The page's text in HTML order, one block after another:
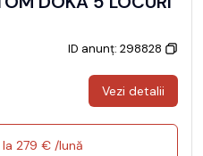
ID anunț: 298828
Vezi detalii
279 € /lună